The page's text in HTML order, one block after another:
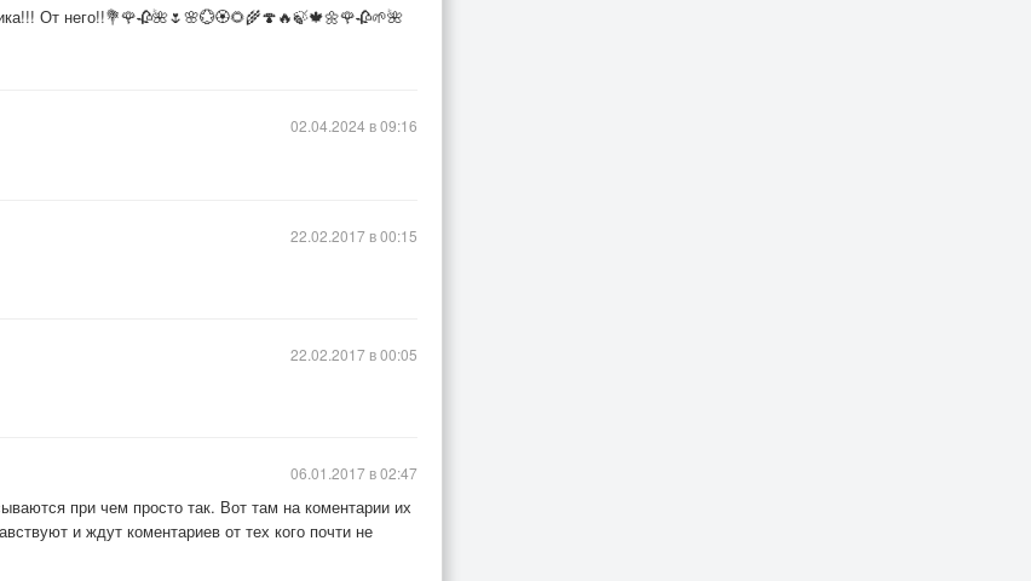
От него!!💐🌹🥀🌺🌷🌸💮🏵️🌻🌾🍄🔥🍃🍁🌼🌹🥀🌱🌺
02.04.2024 в 09:16
22.02.2017 в 00:15
22.02.2017 в 00:05
при чем просто так. Вот там на коментарии их
и ждут коментариев от тех кого почти не
06.01.2017 в 02:47